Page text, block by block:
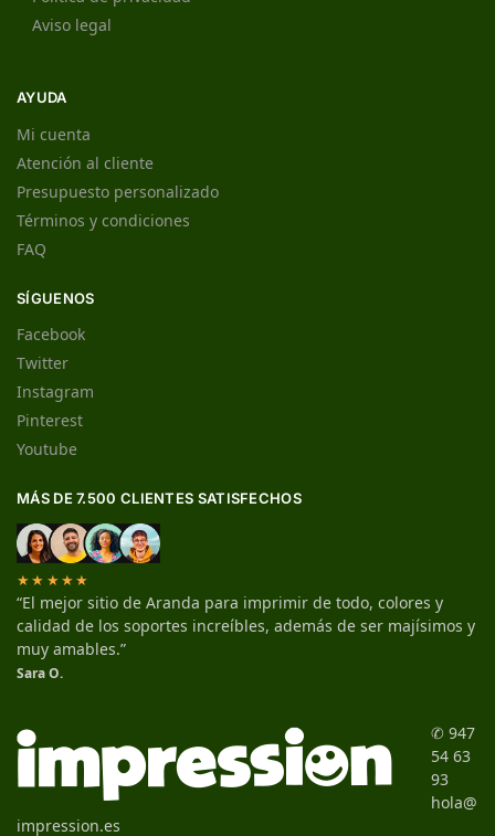
Aviso legal
AYUDA
Mi cuenta
Atención al cliente
Presupuesto personalizado
Términos y condiciones
FAQ
SÍGUENOS
Facebook
Twitter
Instagram
Pinterest
Youtube
MÁS DE 7.500 CLIENTES SATISFECHOS
★★★★★
“El mejor sitio de Aranda para imprimir de todo, colores y
calidad de los soportes increíbles, además de ser majísimos y
muy amables.”
Sara O.
✆ 947
54 63
93
hola@
impression.es